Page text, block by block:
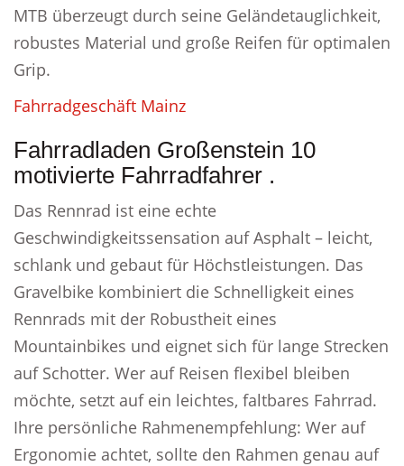
MTB überzeugt durch seine Geländetauglichkeit,
robustes Material und große Reifen für optimalen
Grip.
Fahrradgeschäft Mainz
Fahrradladen Großenstein 10
motivierte Fahrradfahrer .
Das Rennrad ist eine echte
Geschwindigkeitssensation auf Asphalt – leicht,
schlank und gebaut für Höchstleistungen. Das
Gravelbike kombiniert die Schnelligkeit eines
Rennrads mit der Robustheit eines
Mountainbikes und eignet sich für lange Strecken
auf Schotter. Wer auf Reisen flexibel bleiben
möchte, setzt auf ein leichtes, faltbares Fahrrad.
Ihre persönliche Rahmenempfehlung: Wer auf
Ergonomie achtet, sollte den Rahmen genau auf